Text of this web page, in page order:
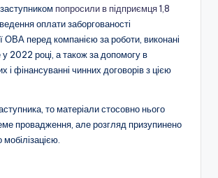
попросили в підприємця 1,8
оплати заборгованості
ОВА перед компанією за роботи, виконані
у 2022 році, а також за допомогу в
і фінансуванні чинних договорів з цією
то матеріали стосовно нього
провадження, але розгляд призупинено
мобілізацією.